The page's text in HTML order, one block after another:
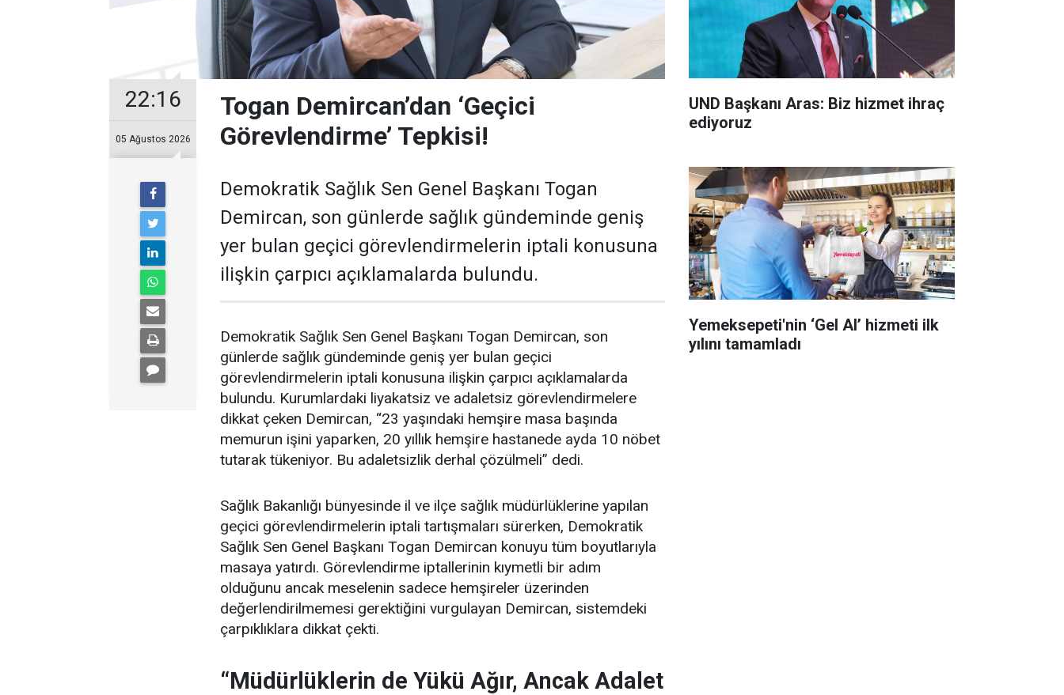
22:16
05 Ağustos 2026
Togan Demircan’dan ‘Geçici
Görevlendirme’ Tepkisi!
Demokratik Sağlık Sen Genel Başkanı Togan
Demircan, son günlerde sağlık gündeminde geniş
yer bulan geçici görevlendirmelerin iptali konusuna
ilişkin çarpıcı açıklamalarda bulundu.
Demokratik Sağlık Sen Genel Başkanı Togan Demircan, son
günlerde sağlık gündeminde geniş yer bulan geçici
görevlendirmelerin iptali konusuna ilişkin çarpıcı açıklamalarda
bulundu. Kurumlardaki liyakatsiz ve adaletsiz görevlendirmelere
dikkat çeken Demircan, “23 yaşındaki hemşire masa başında
memurun işini yaparken, 20 yıllık hemşire hastanede ayda 10 nöbet
tutarak tükeniyor. Bu adaletsizlik derhal çözülmeli” dedi.
Sağlık Bakanlığı bünyesinde il ve ilçe sağlık müdürlüklerine yapılan
geçici görevlendirmelerin iptali tartışmaları sürerken, Demokratik
Sağlık Sen Genel Başkanı Togan Demircan konuyu tüm boyutlarıyla
masaya yatırdı. Görevlendirme iptallerinin kıymetli bir adım
olduğunu ancak meselenin sadece hemşireler üzerinden
değerlendirilmemesi gerektiğini vurgulayan Demircan, sistemdeki
çarpıklıklara dikkat çekti.
“Müdürlüklerin de Yükü Ağır, Ancak Adalet
UND Başkanı Aras: Biz hizmet ihraç
ediyoruz
Yemeksepeti'nin ‘Gel Al’ hizmeti ilk
yılını tamamladı